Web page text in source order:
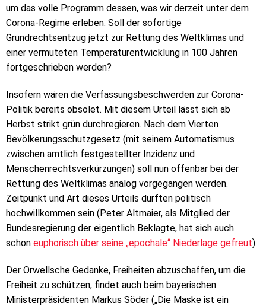
um das volle Programm dessen, was wir derzeit unter dem
Corona-Regime erleben. Soll der sofortige
Grundrechtsentzug jetzt zur Rettung des Weltklimas und
einer vermuteten Temperaturentwicklung in 100 Jahren
fortgeschrieben werden?
Insofern wären die Verfassungsbeschwerden zur Corona-
Politik bereits obsolet. Mit diesem Urteil lässt sich ab
Herbst strikt grün durchregieren. Nach dem Vierten
Bevölkerungsschutzgesetz (mit seinem Automatismus
zwischen amtlich festgestellter Inzidenz und
Menschenrechtsverkürzungen) soll nun offenbar bei der
Rettung des Weltklimas analog vorgegangen werden.
Zeitpunkt und Art dieses Urteils dürften politisch
hochwillkommen sein (Peter Altmaier, als Mitglied der
Bundesregierung der eigentlich Beklagte, hat sich auch
schon euphorisch über seine „epochale“ Niederlage gefreut).
Der Orwellsche Gedanke, Freiheiten abzuschaffen, um die
Freiheit zu schützen, findet auch beim bayerischen
Ministerpräsidenten Markus Söder („Die Maske ist ein